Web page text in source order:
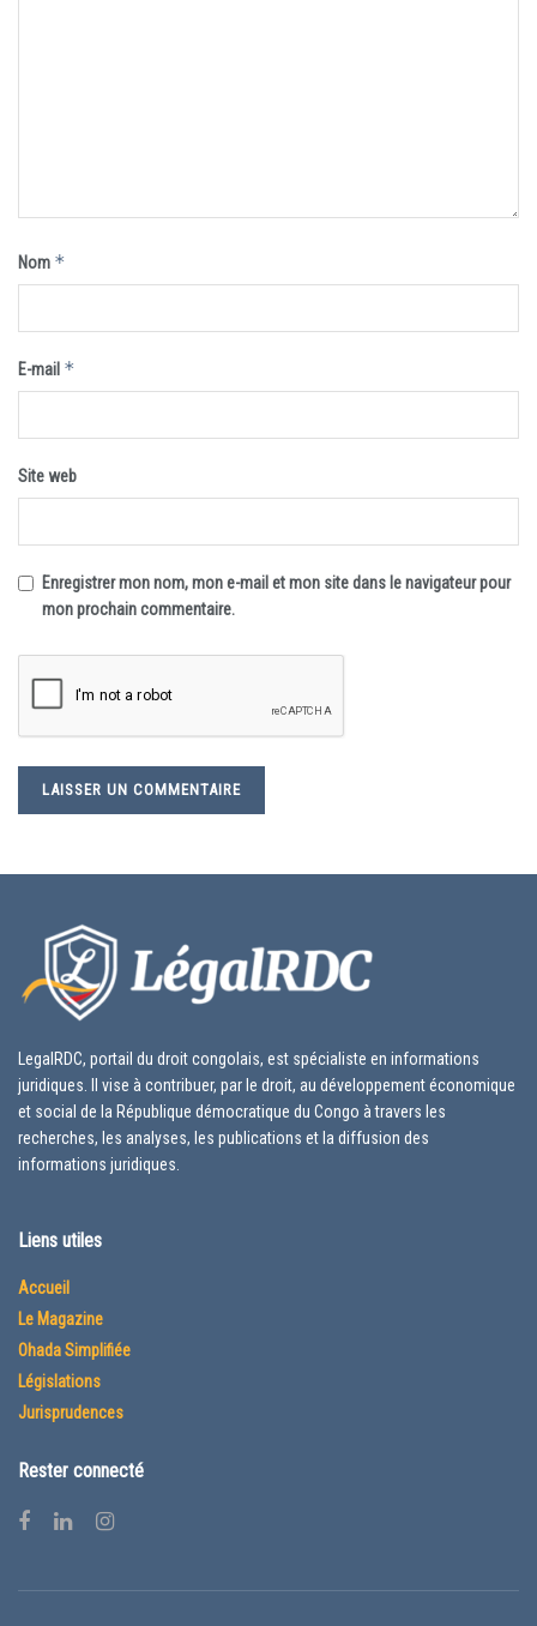
Nom *
E-mail *
Site web
Enregistrer mon nom, mon e-mail et mon site dans le navigateur pour
mon prochain commentaire.
LegalRDC, portail du droit congolais, est spécialiste en informations
juridiques. Il vise à contribuer, par le droit, au développement économique
et social de la République démocratique du Congo à travers les
recherches, les analyses, les publications et la diffusion des
informations juridiques.
Liens utiles
Accueil
Le Magazine
Ohada Simplifiée
Législations
Jurisprudences
Rester connecté